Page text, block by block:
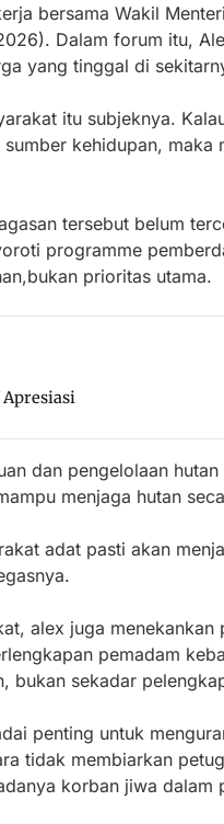
bersama Wakil
Dalam forum itu,
yang tinggal di
itu subjeknya.
kehidupan, maka
tersebut belum
programme
prioritas utama.
Apresiasi
dan pengelolaan
menjaga hutan
adat pasti akan
alex juga menekankan
pemadam
bukan sekadar
penting untuk
tidak membiarkan
korban jiwa dalam